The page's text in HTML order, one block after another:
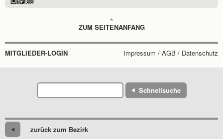
ZUM SEITENANFANG
MITGLIEDER-LOGIN Impressum / AGB / Datenschutz
Schnellsuche
zurück zum Bezirk